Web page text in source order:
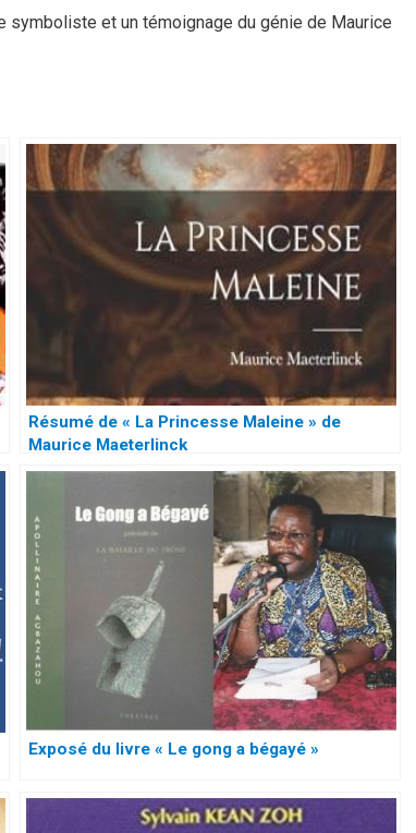
symboliste et un témoignage du génie de Maurice
Résumé de « La Princesse Maleine » de
Maurice Maeterlinck
Exposé du livre « Le gong a bégayé »